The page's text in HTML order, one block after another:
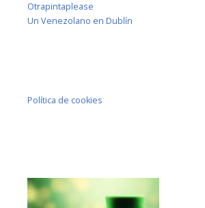
Otrapintaplease
Un Venezolano en Dublín
Política de cookies